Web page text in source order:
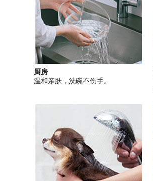
厨房
温和亲肤，洗碗不伤手。